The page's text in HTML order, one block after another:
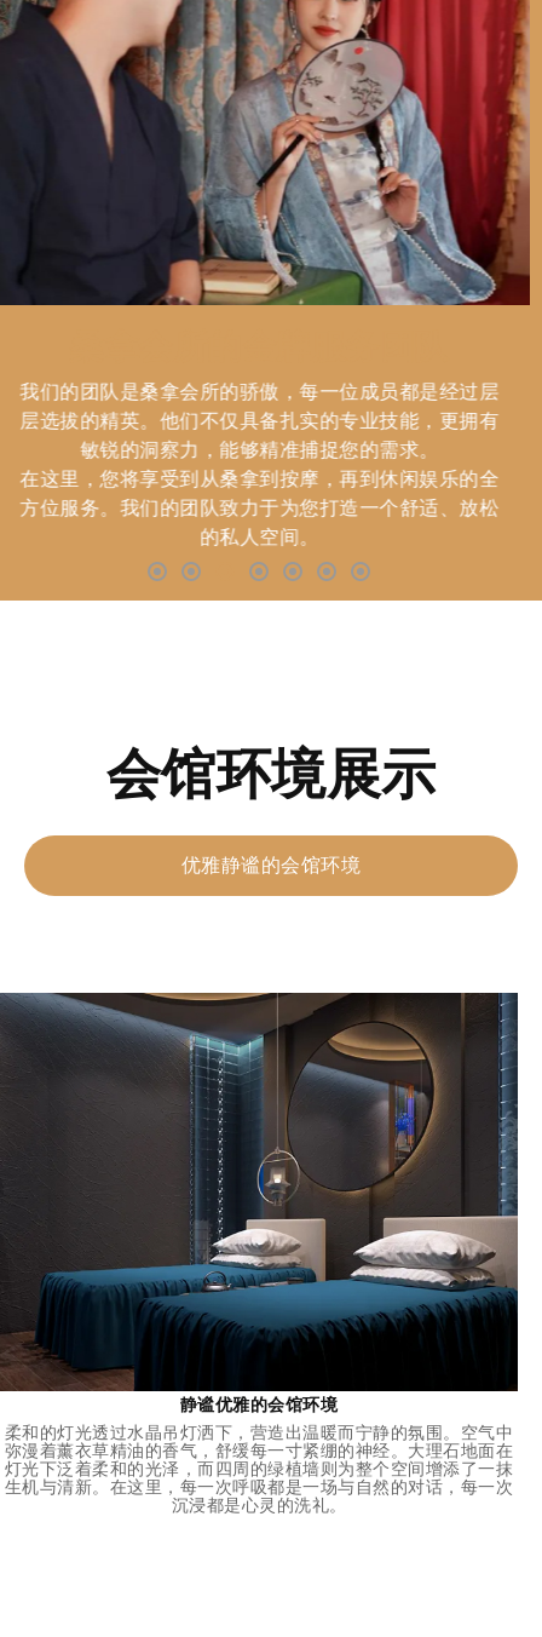
我们的团队是桑拿会所的骄傲，每一位成员都是经过层
层选拔的精英。他们不仅具备扎实的专业技能，更拥有
敏锐的洞察力，能够精准捕捉您的需求。
在这里，您将享受到从桑拿到按摩，再到休闲娱乐的全
方位服务。我们的团队致力于为您打造一个舒适、放松
的私人空间。
会馆环境展示
优雅静谧的会馆环境
静谧优雅的会馆环境
柔和的灯光透过水晶吊灯洒下，营造出温暖而宁静的氛围。空气中
弥漫着薰衣草精油的香气，舒缓每一寸紧绷的神经。大理石地面在
灯光下泛着柔和的光泽，而四周的绿植墙则为整个空间增添了一抹
生机与清新。在这里，每一次呼吸都是一场与自然的对话，每一次
沉浸都是心灵的洗礼。